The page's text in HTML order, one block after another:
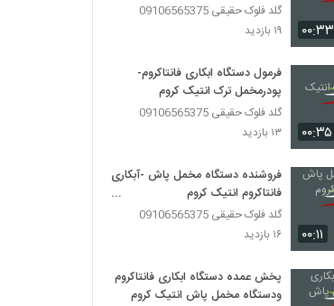
۰۰:۳۳
گلد فلوک حقیقی 09106565375
۱۹ بازدید
۰۰:۳۵
فرمول دستگاه ابکاری فانتاکروم-
پودرمخمل ترک انتیک کروم
گلد فلوک حقیقی 09106565375
۱۳ بازدید
۰۰:۱۱
فروشنده دستگاه مخمل پاش -آبکاری
فانتاکروم انتیک کروم
09029236102
گلد فلوک حقیقی 09106565375
۱۶ بازدید
پخش عمده دستگاه ابکاری فانتاکروم
ودستگاه مخمل پاش انتیک کروم